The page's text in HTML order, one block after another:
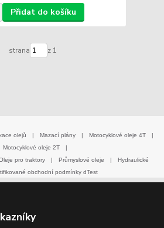
Přidat do košíku
strana z 1
olejů | Mazací plány | Motocyklové oleje 4T
|
Motocyklové oleje 2T
|
pro traktory | Průmyslové oleje |
Hydraulické
obchodní podmínky dTest